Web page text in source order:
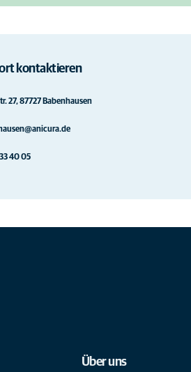
kontaktieren
27, 87727 Babenhausen
40 05
Über uns